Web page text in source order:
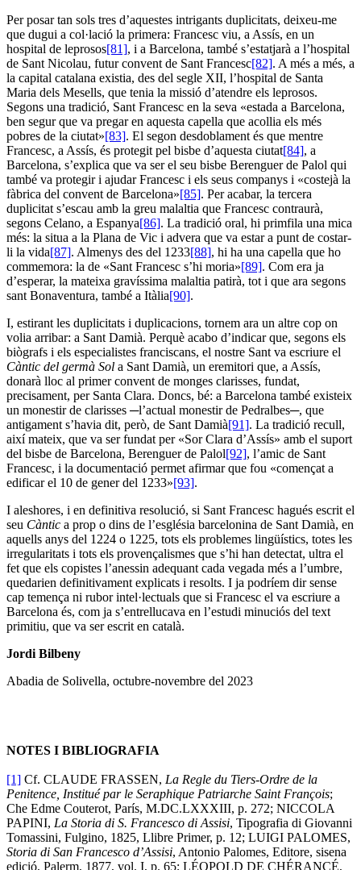
Per posar tan sols tres d’aquestes intrigants duplicitats, deixeu-me
que dugui a col·lació la primera: Francesc viu, a Assís, en un
hospital de leprosos[81], i a Barcelona, també s’estatjarà a l’hospital
de Sant Nicolau, futur convent de Sant Francesc[82]. A més a més, a
la capital catalana existia, des del segle XII, l’hospital de Santa
Maria dels Mesells, que tenia la missió d’atendre els leprosos.
Segons una tradició, Sant Francesc en la seva «estada a Barcelona,
ben segur que va pregar en aquesta capella que acollia els més
pobres de la ciutat»[83]. El segon desdoblament és que mentre
Francesc, a Assís, és protegit pel bisbe d’aquesta ciutat[84], a
Barcelona, s’explica que va ser el seu bisbe Berenguer de Palol qui
també va protegir i ajudar Francesc i els seus companys i «costejà la
fàbrica del convent de Barcelona»[85]. Per acabar, la tercera
duplicitat s’escau amb la greu malaltia que Francesc contraurà,
segons Celano, a Espanya[86]. La tradició oral, hi primfila una mica
més: la situa a la Plana de Vic i advera que va estar a punt de costar-
li la vida[87]. Almenys des del 1233[88], hi ha una capella que ho
commemora: la de «Sant Francesc s’hi moria»[89]. Com era ja
d’esperar, la mateixa gravíssima malaltia patirà, tot i que ara segons
sant Bonaventura, també a Itàlia[90].
I, estirant les duplicitats i duplicacions, tornem ara un altre cop on
volia arribar: a Sant Damià. Perquè acabo d’indicar que, segons els
biògrafs i els especialistes franciscans, el nostre Sant va escriure el
Càntic del germà Sol a Sant Damià, un eremitori que, a Assís,
donarà lloc al primer convent de monges clarisses, fundat,
precisament, per Santa Clara. Doncs, bé: a Barcelona també existeix
un monestir de clarisses ─l’actual monestir de Pedralbes─, que
antigament s’havia dit, però, de Sant Damià[91]. La tradició recull,
així mateix, que va ser fundat per «Sor Clara d’Assís» amb el suport
del bisbe de Barcelona, Berenguer de Palol[92], l’amic de Sant
Francesc, i la documentació permet afirmar que fou «començat a
edificar el 10 de gener del 1233»[93].
I aleshores, i en definitiva resolució, si Sant Francesc hagués escrit el
seu Càntic a prop o dins de l’església barcelonina de Sant Damià, en
aquells anys del 1224 o 1225, tots els problemes lingüístics, totes les
irregularitats i tots els provençalismes que s’hi han detectat, ultra el
fet que els copistes l’anessin adequant cada vegada més a l’umbre,
quedarien definitivament explicats i resolts. I ja podríem dir sense
cap temença ni rubor intel·lectuals que si Francesc el va escriure a
Barcelona és, com ja s’entrellucava en l’estudi minuciós del text
primitiu, que va ser escrit en català.
Jordi Bilbeny
Abadia de Solivella, octubre-novembre del 2023
NOTES I BIBLIOGRAFIA
[1] Cf. CLAUDE FRASSEN, La Regle du Tiers-Ordre de la
Penitence, Institué par le Seraphique Patriarche Saint François;
Che Edme Couterot, París, M.DC.LXXXIII, p. 272; NICCOLA
PAPINI, La Storia di S. Francesco di Assisi, Tipografia di Giovanni
Tomassini, Fulgino, 1825, Llibre Primer, p. 12; LUIGI PALOMES,
Storia di San Francesco d’Assisi, Antonio Palomes, Editore, sisena
edició, Palerm, 1877, vol. I, p. 65; LÉOPOLD DE CHÉRANCÉ,